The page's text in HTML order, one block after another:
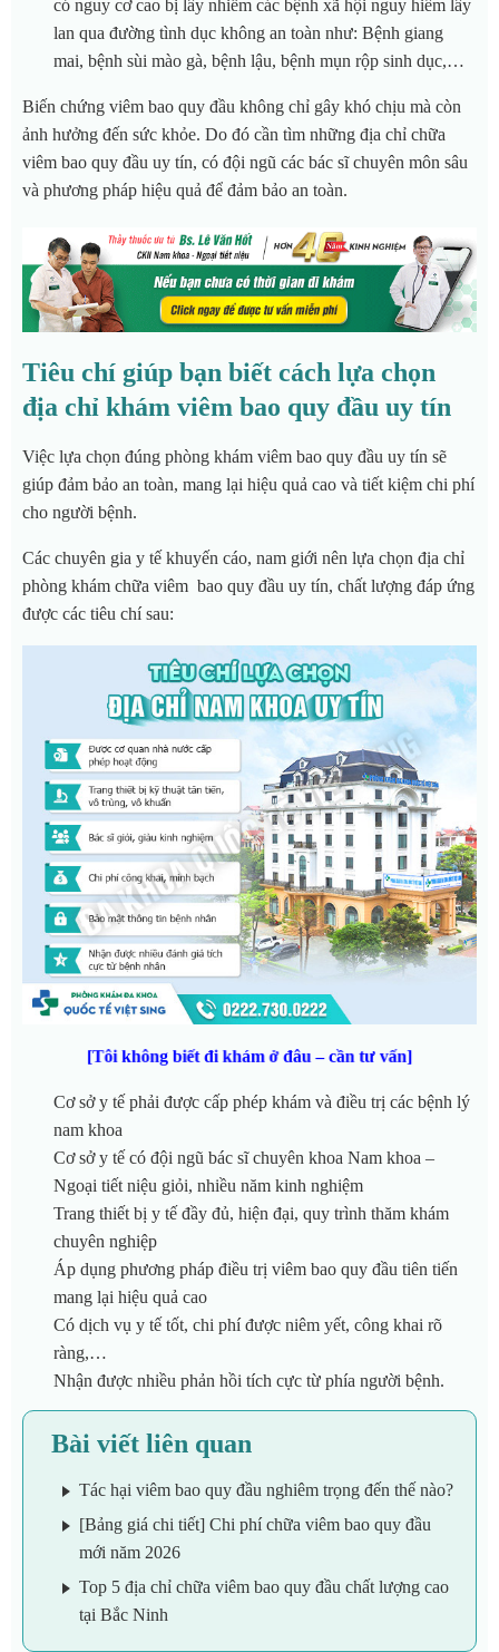
có nguy cơ cao bị lây nhiễm các bệnh xã hội nguy hiểm lây
lan qua đường tình dục không an toàn như: Bệnh giang
mai, bệnh sùi mào gà, bệnh lậu, bệnh mụn rộp sinh dục,…
Biến chứng viêm bao quy đầu không chỉ gây khó chịu mà còn
ảnh hưởng đến sức khỏe. Do đó cần tìm những địa chỉ chữa
viêm bao quy đầu uy tín, có đội ngũ các bác sĩ chuyên môn sâu
và phương pháp hiệu quả để đảm bảo an toàn.
Tiêu chí giúp bạn biết cách lựa chọn
địa chỉ khám viêm bao quy đầu uy tín
Việc lựa chọn đúng phòng khám viêm bao quy đầu uy tín sẽ
giúp đảm bảo an toàn, mang lại hiệu quả cao và tiết kiệm chi phí
cho người bệnh.
Các chuyên gia y tế khuyến cáo, nam giới nên lựa chọn địa chỉ
phòng khám chữa viêm bao quy đầu uy tín, chất lượng đáp ứng
được các tiêu chí sau:
[Tôi không biết đi khám ở đâu – cần tư vấn]
Cơ sở y tế phải được cấp phép khám và điều trị các bệnh lý
nam khoa
Cơ sở y tế có đội ngũ bác sĩ chuyên khoa Nam khoa –
Ngoại tiết niệu giỏi, nhiều năm kinh nghiệm
Trang thiết bị y tế đầy đủ, hiện đại, quy trình thăm khám
chuyên nghiệp
Áp dụng phương pháp điều trị viêm bao quy đầu tiên tiến
mang lại hiệu quả cao
Có dịch vụ y tế tốt, chi phí được niêm yết, công khai rõ
ràng,…
Nhận được nhiều phản hồi tích cực từ phía người bệnh.
Bài viết liên quan
Tác hại viêm bao quy đầu nghiêm trọng đến thế nào?
[Bảng giá chi tiết] Chi phí chữa viêm bao quy đầu
mới năm 2026
Top 5 địa chỉ chữa viêm bao quy đầu chất lượng cao
tại Bắc Ninh